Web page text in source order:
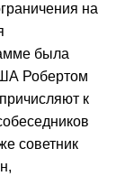
на
была
Робертом
к
советник